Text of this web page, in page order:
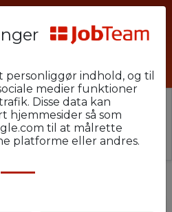
er udløbet.
aktiv, men du kan
annoncer her.
personliggør indhold, og til
medier funktioner
Disse data kan
hjemmesider så som
til at målrette
platforme eller andres.